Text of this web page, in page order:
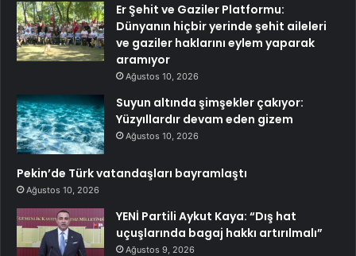
Er Şehit ve Gaziler Platformu:
Dünyanın hiçbir yerinde şehit aileleri
ve gaziler haklarını eylem yaparak
aramıyor
Ağustos 10, 2026
Suyun altında şimşekler çakıyor:
Yüzyıllardır devam eden gizem
Ağustos 10, 2026
Pekin’de Türk vatandaşları bayramlaştı
Ağustos 10, 2026
YENİ Partili Aykut Kaya: “Dış hat
uçuşlarında bagaj hakkı artırılmalı”
Ağustos 9, 2026